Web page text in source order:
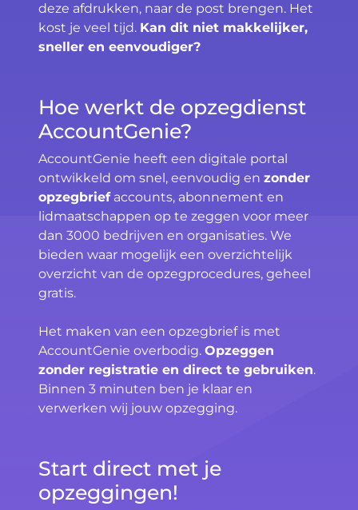
deze afdrukken, naar de post brengen. Het
kost je veel tijd. Kan dit niet makkelijker,
sneller en eenvoudiger?
Hoe werkt de opzegdienst
AccountGenie?
AccountGenie heeft een digitale portal
ontwikkeld om snel, eenvoudig en zonder
opzegbriefaccounts, abonnement en
lidmaatschappen op te zeggen voor meer
dan 3000 bedrijven en organisaties. We
bieden waar mogelijk een overzichtelijk
overzicht van de opzegprocedures, geheel
gratis.
Het maken van een opzegbrief is met
AccountGenie overbodig. Opzeggen
zonder registratie en direct te gebruiken.
Binnen 3 minuten ben je klaar en
verwerken wij jouw opzegging.
Start direct met je
opzeggingen!